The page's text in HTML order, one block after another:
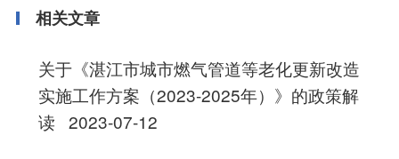
相关文章
关于《湛江市城市燃气管道等老化更新改造
实施工作方案（2023-2025年）》的政策解
读 2023-07-12